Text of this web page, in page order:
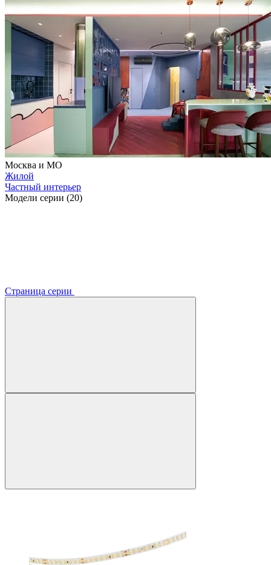
Москва и МО
Жилой
Частный интерьер
Модели серии (20)
Страница серии